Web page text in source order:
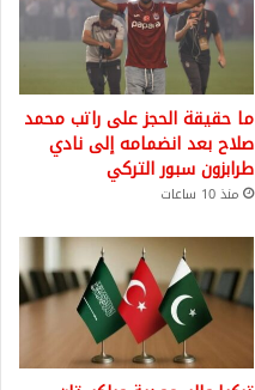
ما حقيقة الحجز على راتب محمد
صلاح بعد انضمامه إلى نادي
طرابزون سبور التركي
منذ 10 ساعات